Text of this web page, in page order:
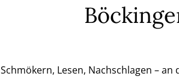
Schmökern, Lesen, Nachschlagen –